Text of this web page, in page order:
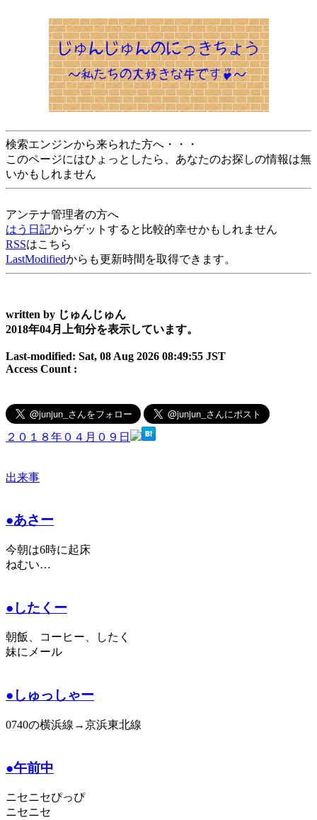
検索エンジンから来られた方へ・・・
このページにはひょっとしたら、あなたのお探しの情報は無
いかもしれません
アンテナ管理者の方へ
はう日記からゲットすると比較的幸せかもしれません
RSSはこちら
LastModifiedからも更新時間を取得できます。
written by じゅんじゅん
2018年04月上旬分を表示しています。
Last-modified: Sat, 08 Aug 2026 08:49:55 JST
Access Count :
２０１８年０４月０９日
出来事
●あさー
今朝は6時に起床
ねむい…
●したくー
朝飯、コーヒー、したく
妹にメール
●しゅっしゃー
0740の横浜線→京浜東北線
●午前中
ニセニセぴっぴ
ニセニセ